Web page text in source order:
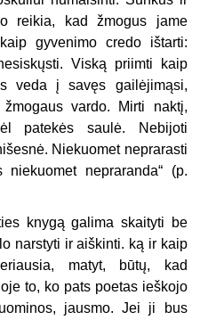
reikia, kad žmogus jame
gy­venimo credo ištarti:
Viską pri­imti kaip
veda į savęs gailėjimąsi,
vardo. Mirti naktį,
patekės saulė. Nebijoti
Niekuomet neprarasti
ne­praranda“ (p.
knygą galima skaityti be
narstyti ir aiš­kinti. ką ir kaip
matyt, būtų, kad
to, ko pats poetas ieškojo
jausmo. Jei ji bus